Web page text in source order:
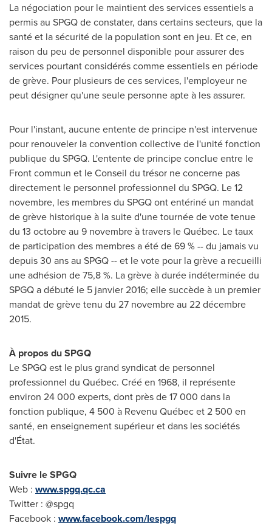
La négociation pour le maintient des services essentiels a
permis au SPGQ de constater, dans certains secteurs, que la
santé et la sécurité de la population sont en jeu. Et ce, en
raison du peu de personnel disponible pour assurer des
services pourtant considérés comme essentiels en période
de grève. Pour plusieurs de ces services, l'employeur ne
peut désigner qu'une seule personne apte à les assurer.
Pour l'instant, aucune entente de principe n'est intervenue
pour renouveler la convention collective de l'unité fonction
publique du SPGQ. L'entente de principe conclue entre le
Front commun et le Conseil du trésor ne concerne pas
directement le personnel professionnel du SPGQ. Le 12
novembre, les membres du SPGQ ont entériné un mandat
de grève historique à la suite d'une tournée de vote tenue
du 13 octobre au 9 novembre à travers le Québec. Le taux
de participation des membres a été de 69 % -- du jamais vu
depuis 30 ans au SPGQ -- et le vote pour la grève a recueilli
une adhésion de 75,8 %. La grève à durée indéterminée du
SPGQ a débuté le 5 janvier 2016; elle succède à un premier
mandat de grève tenu du 27 novembre au 22 décembre
2015.
À propos du SPGQ
Le SPGQ est le plus grand syndicat de personnel
professionnel du Québec. Créé en 1968, il représente
environ 24 000 experts, dont près de 17 000 dans la
fonction publique, 4 500 à Revenu Québec et 2 500 en
santé, en enseignement supérieur et dans les sociétés
d'État.
Suivre le SPGQ
Web : www.spgq.qc.ca
Twitter : @spgq
Facebook : www.facebook.com/lespgq